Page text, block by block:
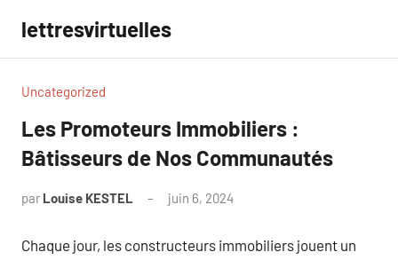
contenu
lettresvirtuelles
Uncategorized
Les Promoteurs Immobiliers :
Bâtisseurs de Nos Communautés
par Louise KESTEL juin 6, 2024
Chaque jour, les constructeurs immobiliers jouent un